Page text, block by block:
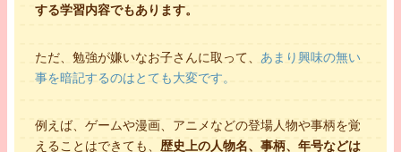
する学習内容でもあります。
ただ、勉強が嫌いなお子さんに取って、 あまり興味の無い
事を暗記するのはとても大変です。
例えば、ゲームや漫画、アニメなどの登場人物や事柄を覚
えることはできても、 歴史上の人物名、事柄、年号などは